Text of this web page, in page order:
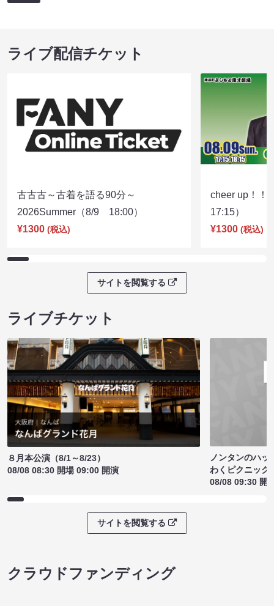
ライブ配信チケット
古古古～古着を語る90分～
2026Summer（8/9 18:00）
¥1300 (税込)
cheer up！
17:15）
¥1300 (税込)
サイトを閲覧する
ライブチケット
８月本公演（8/1～8/23）
08/08 08:30 開場 09:00 開演
ノンタンのハッ
わくピクニック
08/08 09:30 開
サイトを閲覧する
クラウドファンディング